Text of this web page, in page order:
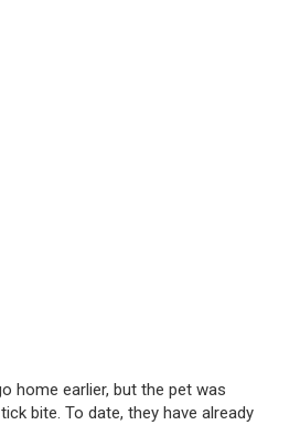
home earlier, but the pet was
bite. To date, they have already